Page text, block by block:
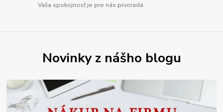
Vaša spokojnosť je pre nás prvoradá
Novinky z nášho blogu